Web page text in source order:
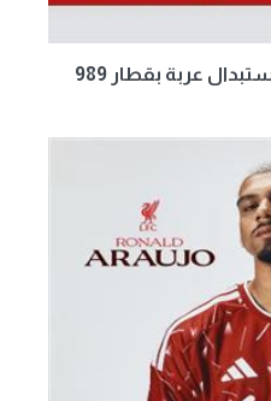
السكة الحديد توضح حقيقة استبدال عربة بقطار 989